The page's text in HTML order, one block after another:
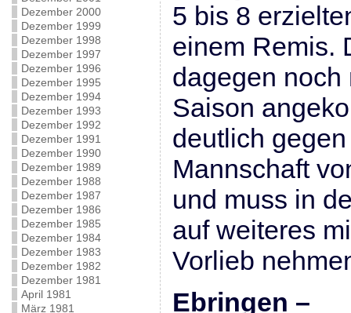
Dezember 2000
Dezember 1999
Dezember 1998
Dezember 1997
Dezember 1996
Dezember 1995
Dezember 1994
Dezember 1993
Dezember 1992
Dezember 1991
Dezember 1990
Dezember 1989
Dezember 1988
Dezember 1987
Dezember 1986
Dezember 1985
Dezember 1984
Dezember 1983
Dezember 1982
Dezember 1981
April 1981
März 1981
5 bis 8
einem Remis.
dagegen noch
Saison
deutlich
Mannschaft
und muss in
auf weiteres
Vorlieb
Ebringen –